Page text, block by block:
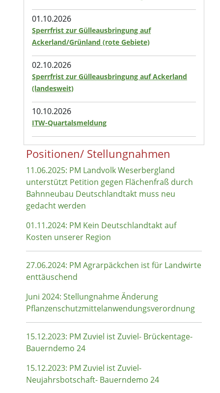
01.10.2026
Sperrfrist zur Gülleausbringung auf
Ackerland/Grünland (rote Gebiete)
02.10.2026
Sperrfrist zur Gülleausbringung auf Ackerland
(landesweit)
10.10.2026
ITW-Quartalsmeldung
Positionen/ Stellungnahmen
11.06.2025: PM Landvolk Weserbergland
unterstützt Petition gegen Flächenfraß durch
Bahnneubau Deutschlandtakt muss neu
gedacht werden
01.11.2024: PM Kein Deutschlandtakt auf
Kosten unserer Region
27.06.2024: PM Agrarpäckchen ist für Landwirte
enttäuschend
Juni 2024: Stellungnahme Änderung
Pflanzenschutzmittelanwendungsverordnung
15.12.2023: PM Zuviel ist Zuviel- Brückentage-
Bauerndemo 24
15.12.2023: PM Zuviel ist Zuviel-
Neujahrsbotschaft- Bauerndemo 24